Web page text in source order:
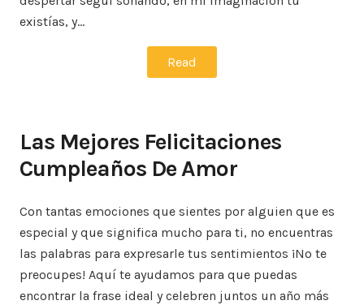
existías, y…
Read
Las Mejores Felicitaciones
Cumpleaños De Amor
Con tantas emociones que sientes por alguien que es
especial y que significa mucho para ti, no encuentras
las palabras para expresarle tus sentimientos ¡No te
preocupes! Aquí te ayudamos para que puedas
encontrar la frase ideal y celebren juntos un año más